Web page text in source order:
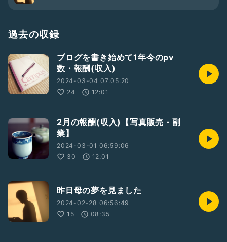
過去の収録
ブログを書き始めて1年今のpv
数・報酬(収入)
2024-03-04 07:05:20
24
12:01
2月の報酬(収入)【写真販売・副
業】
2024-03-01 06:59:06
30
12:01
昨日母の夢を見ました
2024-02-28 06:56:49
15
08:35